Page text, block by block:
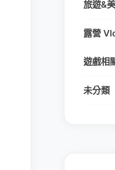
旅遊&
露營
遊戲相
未分類